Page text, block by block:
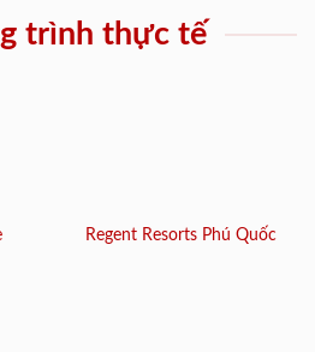
trình thực tế
Regent Resorts Phú Quốc